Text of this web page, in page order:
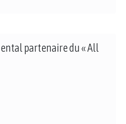
partenaire du « All